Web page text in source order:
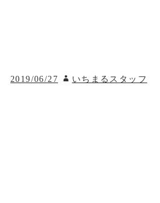
2019/06/27 いちまるスタッフ